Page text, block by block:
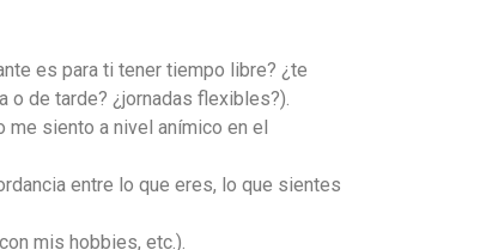
es para ti tener tiempo libre? ¿te
o de tarde? ¿jornadas flexibles?).
me siento a nivel anímico en el
entre lo que eres, lo que sientes
mis hobbies, etc.).